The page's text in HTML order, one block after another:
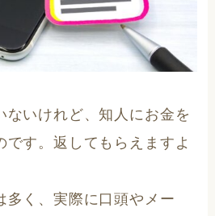
ないけれど、知人にお金を
です。返してもらえますよ
多く、実際に口頭やメー